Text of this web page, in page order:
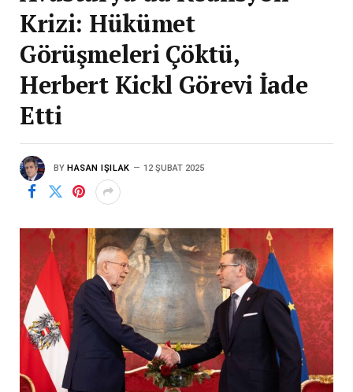
Krizi: Hükümet
Görüşmeleri Çöktü,
Herbert Kickl Görevi İade
Etti
BY HASAN IŞILAK 12 ŞUBAT 2025